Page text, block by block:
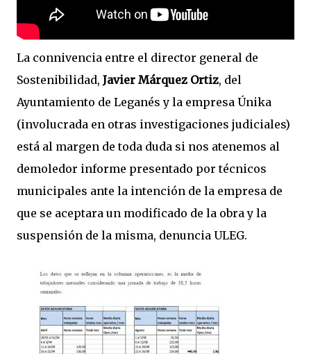
La connivencia entre el director general de
Sostenibilidad, Javier Márquez Ortiz, del
Ayuntamiento de Leganés y la empresa Únika
(involucrada en otras investigaciones judiciales)
está al margen de toda duda si nos atenemos al
demoledor informe presentado por técnicos
municipales ante la intención de la empresa de
que se aceptara un modificado de la obra y la
suspensión de la misma, denuncia ULEG.